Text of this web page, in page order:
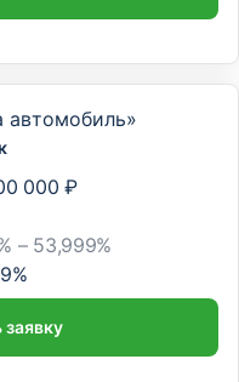
автомобиль»
000 ₽
– 53,999%
%